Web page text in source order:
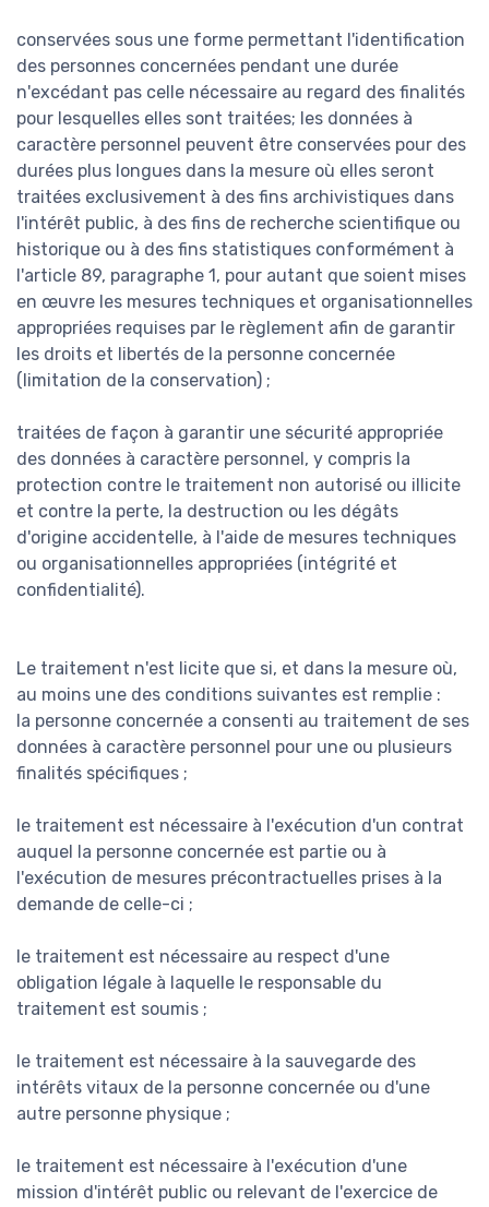
conservées sous une forme permettant l'identification
des personnes concernées pendant une durée
n'excédant pas celle nécessaire au regard des finalités
pour lesquelles elles sont traitées; les données à
caractère personnel peuvent être conservées pour des
durées plus longues dans la mesure où elles seront
traitées exclusivement à des fins archivistiques dans
l'intérêt public, à des fins de recherche scientifique ou
historique ou à des fins statistiques conformément à
l'article 89, paragraphe 1, pour autant que soient mises
en œuvre les mesures techniques et organisationnelles
appropriées requises par le règlement afin de garantir
les droits et libertés de la personne concernée
(limitation de la conservation) ;
traitées de façon à garantir une sécurité appropriée
des données à caractère personnel, y compris la
protection contre le traitement non autorisé ou illicite
et contre la perte, la destruction ou les dégâts
d'origine accidentelle, à l'aide de mesures techniques
ou organisationnelles appropriées (intégrité et
confidentialité).
Le traitement n'est licite que si, et dans la mesure où,
au moins une des conditions suivantes est remplie :
la personne concernée a consenti au traitement de ses
données à caractère personnel pour une ou plusieurs
finalités spécifiques ;
le traitement est nécessaire à l'exécution d'un contrat
auquel la personne concernée est partie ou à
l'exécution de mesures précontractuelles prises à la
demande de celle-ci ;
le traitement est nécessaire au respect d'une
obligation légale à laquelle le responsable du
traitement est soumis ;
le traitement est nécessaire à la sauvegarde des
intérêts vitaux de la personne concernée ou d'une
autre personne physique ;
le traitement est nécessaire à l'exécution d'une
mission d'intérêt public ou relevant de l'exercice de